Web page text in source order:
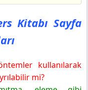
124 Cevapları
127 Cevapları
128 Cevapları
Kitabı Sayfa
kullanılarak
mi?